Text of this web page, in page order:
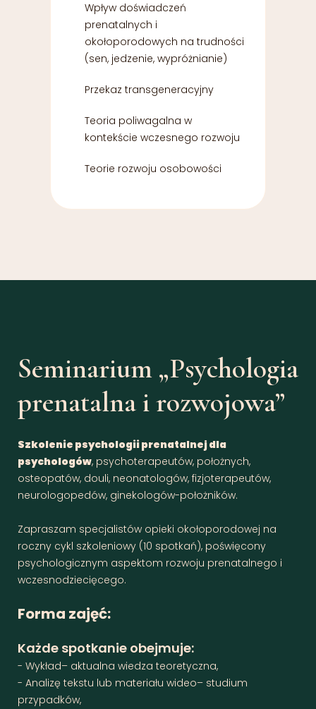
Wpływ doświadczeń
prenatalnych i
okołoporodowych na trudności
(sen, jedzenie, wypróżnianie)
Przekaz transgeneracyjny
Teoria poliwagalna w
kontekście wczesnego rozwoju
Teorie rozwoju osobowości
Seminarium „Psychologia
prenatalna i rozwojowa”
Szkolenie psychologii prenatalnej dla
psychologów, psychoterapeutów, położnych,
osteopatów, douli, neonatologów, fizjoterapeutów,
neurologopedów, ginekologów-położników.
Zapraszam specjalistów opieki okołoporodowej na
roczny cykl szkoleniowy (10 spotkań), poświęcony
psychologicznym aspektom rozwoju prenatalnego i
wczesnodziecięcego.
Forma zajęć:
Każde spotkanie obejmuje:
- Wykład– aktualna wiedza teoretyczna,
- Analizę tekstu lub materiału wideo– studium
przypadków,